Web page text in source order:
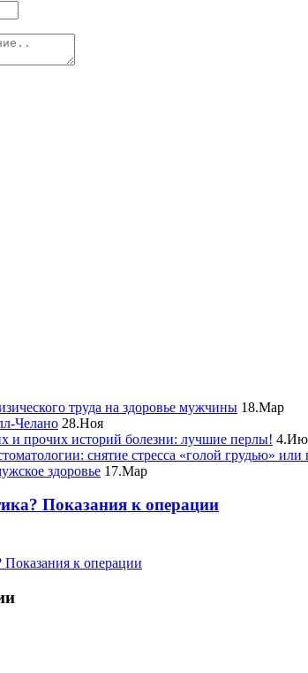
труда на здоровье мужчины 18.Мар
Челано 28.Ноя
и прочих историй болезни: лучшие перлы!
снятие стресса «голой грудью» или
здоровье 17.Мар
Показания к операции